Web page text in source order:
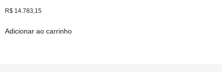
R$ 14.783,15
Adicionar ao carrinho